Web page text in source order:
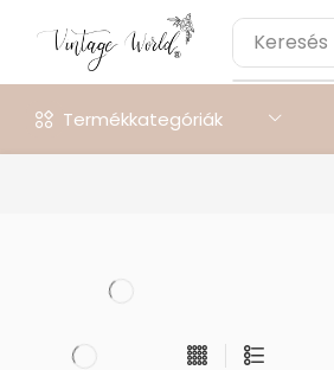
Keresés
Termékkategóriák